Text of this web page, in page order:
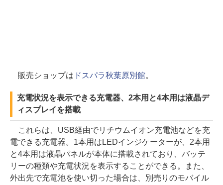
販売ショップは ドスパラ秋葉原別館。
充電状況を表示できる充電器、2本用と4本用は液晶デ
ィスプレイを搭載
これらは、USB経由でリチウムイオン充電池などを充
電できる充電器。1本用はLEDインジケーターが、2本用
と4本用は液晶パネルが本体に搭載されており、バッテ
リーの種類や充電状況を表示することができる。また、
外出先で充電池を使い切った場合は、別売りのモバイル